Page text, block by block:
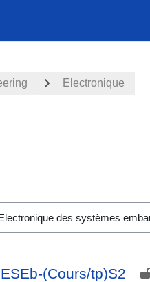
Electronique
(Cours/tp)S2